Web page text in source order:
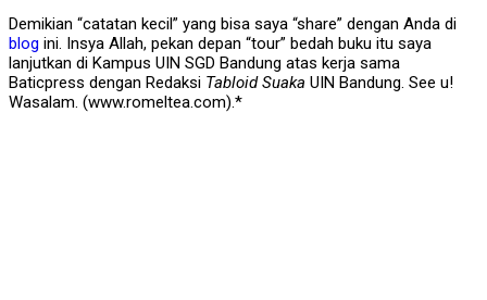
Demikian “catatan kecil” yang bisa saya “share” dengan Anda di
blog ini. Insya Allah, pekan depan “tour” bedah buku itu saya
lanjutkan di Kampus UIN SGD Bandung atas kerja sama
Baticpress dengan Redaksi Tabloid Suaka UIN Bandung. See u!
Wasalam. (www.romeltea.com).*